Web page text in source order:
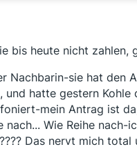
bis heute nicht zahlen,
Nachbarin-sie hat den
und hatte gestern
mein Antrag ist
nach... Wie Reihe
Das nervt mich